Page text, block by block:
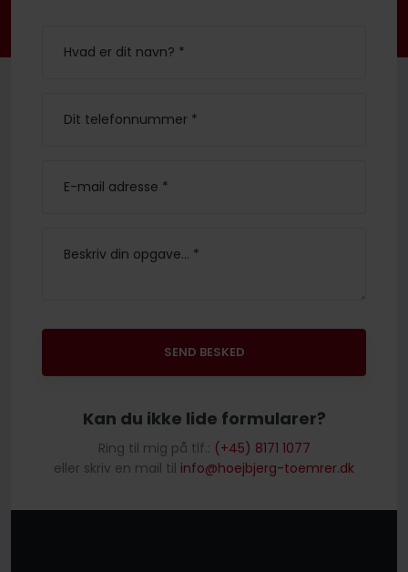
​Kan du ikke lide formularer?
Ring til mig på tlf.: (+45) 8171 1077
eller skriv en mail til info@hoejbjerg-toemrer.dk